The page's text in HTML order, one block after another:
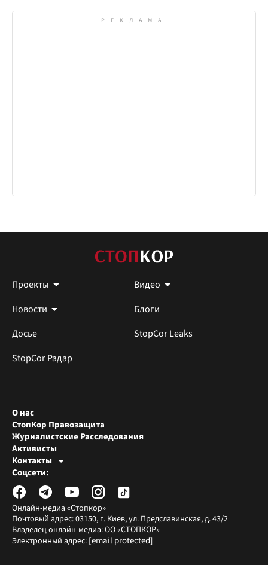
Проекты
Видео
Новости
Блоги
Досье
StopCor Leaks
StopCor Радар
Онлайн-медиа «Стопкор»
Почтовый адрес: 03150, г. Киев, ул. Предславинская, д. 43/2
Владелец онлайн-медиа: ОО «СТОПКОР»
Электронный адрес: [email protected]
О нас
СтопКор Правозащита
Журналистские Расследования
Активисты
Контакты
Редакция СтопКора
Журналисты-расследователи
Соцсети: